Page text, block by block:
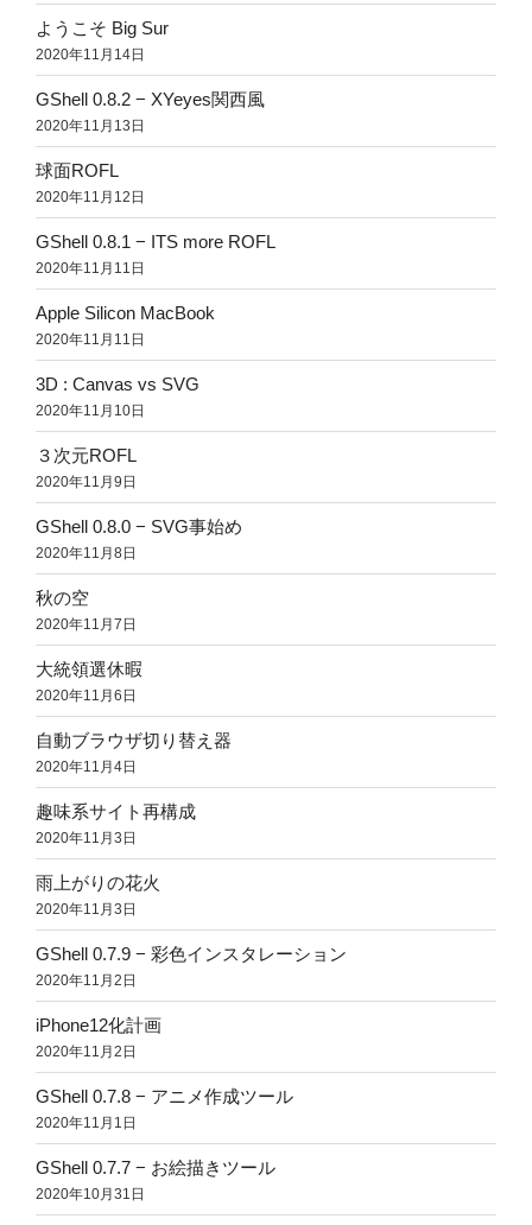
ようこそ Big Sur
2020年11月14日
GShell 0.8.2 − XYeyes関西風
2020年11月13日
球面ROFL
2020年11月12日
GShell 0.8.1 − ITS more ROFL
2020年11月11日
Apple Silicon MacBook
2020年11月11日
3D : Canvas vs SVG
2020年11月10日
３次元ROFL
2020年11月9日
GShell 0.8.0 − SVG事始め
2020年11月8日
秋の空
2020年11月7日
大統領選休暇
2020年11月6日
自動ブラウザ切り替え器
2020年11月4日
趣味系サイト再構成
2020年11月3日
雨上がりの花火
2020年11月3日
GShell 0.7.9 − 彩色インスタレーション
2020年11月2日
iPhone12化計画
2020年11月2日
GShell 0.7.8 − アニメ作成ツール
2020年11月1日
GShell 0.7.7 − お絵描きツール
2020年10月31日